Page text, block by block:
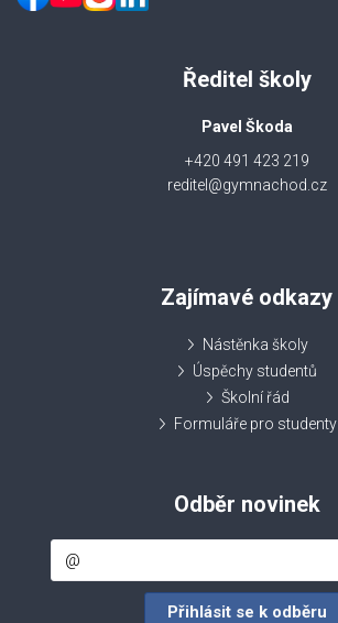
Ředitel školy
Pavel Škoda
+420 491 423 219
reditel@gymnachod.cz
Zajímavé odkazy
Nástěnka školy
Úspěchy studentů
Školní řád
Formuláře pro studenty
Odběr novinek